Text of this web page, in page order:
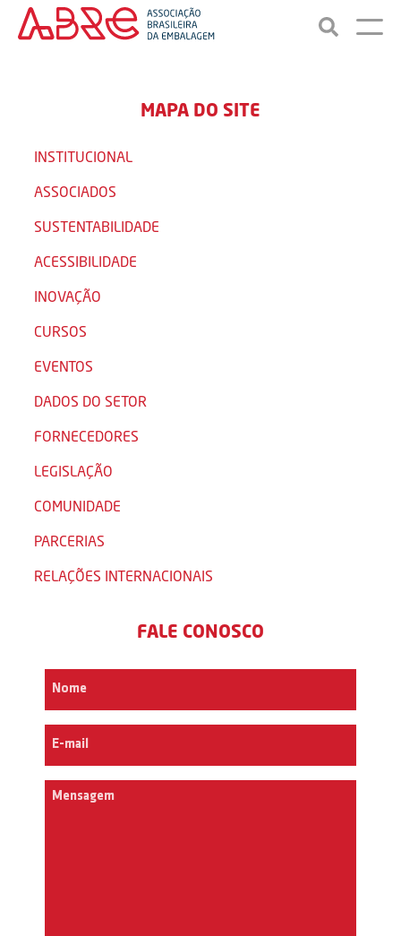
MAPA DO SITE
INSTITUCIONAL
ASSOCIADOS
SUSTENTABILIDADE
ACESSIBILIDADE
INOVAÇÃO
CURSOS
EVENTOS
DADOS DO SETOR
FORNECEDORES
LEGISLAÇÃO
COMUNIDADE
PARCERIAS
RELAÇÕES INTERNACIONAIS
FALE CONOSCO